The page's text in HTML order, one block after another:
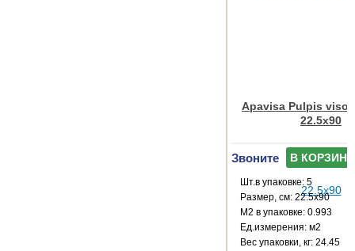
Apavisa Pulpis
22.5x90
Звоните В КОРЗИНУ
Шт.в упаковке: 5
Размер, см: 22.5x90
М2 в упаковке: 0.993
Ед.измерения: м2
Веc упаковки, кг: 24.45